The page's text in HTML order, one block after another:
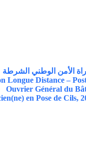
Longue Distance –
Ouvrier Général du
en Pose de Cils,